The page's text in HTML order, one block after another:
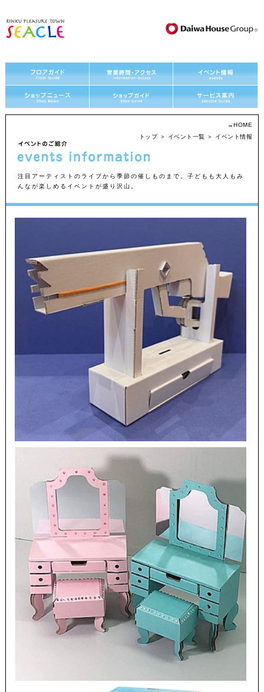
注目アーティストのライブから季節の催しものまで。子どもも大人もみ
んなが楽しめるイベントが盛り沢山。
→HOME
トップ＞ イベント一覧 ＞ イベント情報